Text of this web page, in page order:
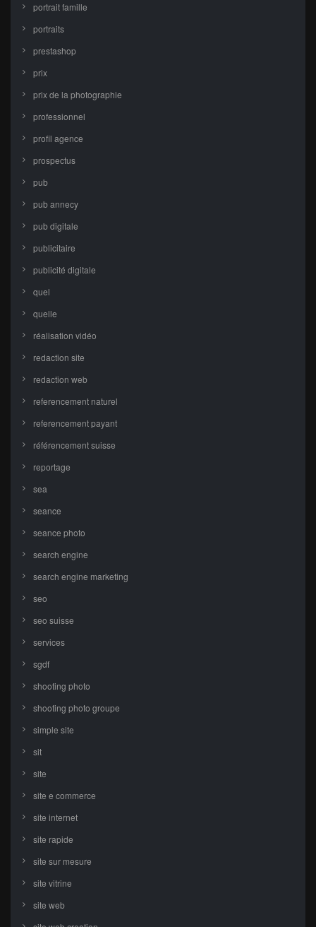
portrait famille
portraits
prestashop
prix
prix de la photographie
professionnel
profil agence
prospectus
pub
pub annecy
pub digitale
publicitaire
publicité digitale
quel
quelle
réalisation vidéo
redaction site
redaction web
referencement naturel
referencement payant
référencement suisse
reportage
sea
seance
seance photo
search engine
search engine marketing
seo
seo suisse
services
sgdf
shooting photo
shooting photo groupe
simple site
sit
site
site e commerce
site internet
site rapide
site sur mesure
site vitrine
site web